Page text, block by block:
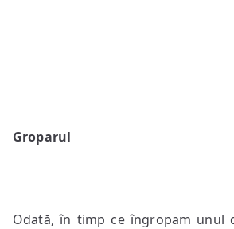
Groparul
Odată, în timp ce îngropam unul